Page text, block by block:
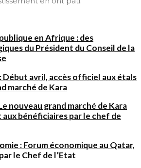
en Afrique : des
du Président du Conseil de la
Début avril, accès officiel aux étals
marché de Kara
nouveau grand marché de Kara
bénéficiaires par le chef de
: Forum économique au Qatar,
le Chef de l’Etat